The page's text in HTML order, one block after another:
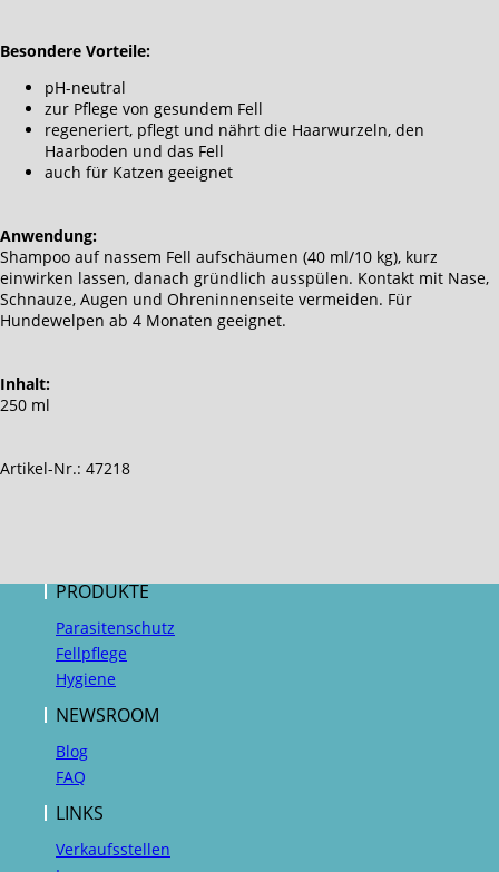
Besondere Vorteile:
pH-neutral
zur Pflege von gesundem Fell
regeneriert, pflegt und nährt die Haarwurzeln, den
Haarboden und das Fell
auch für Katzen geeignet
Anwendung:
Shampoo auf nassem Fell aufschäumen (40 ml/10 kg), kurz
einwirken lassen, danach gründlich ausspülen. Kontakt mit Nase,
Schnauze, Augen und Ohreninnenseite vermeiden. Für
Hundewelpen ab 4 Monaten geeignet.
Inhalt:
250 ml
Artikel-Nr.: 47218
PRODUKTE
Parasitenschutz
Fellpflege
Hygiene
NEWSROOM
Blog
FAQ
LINKS
Verkaufsstellen